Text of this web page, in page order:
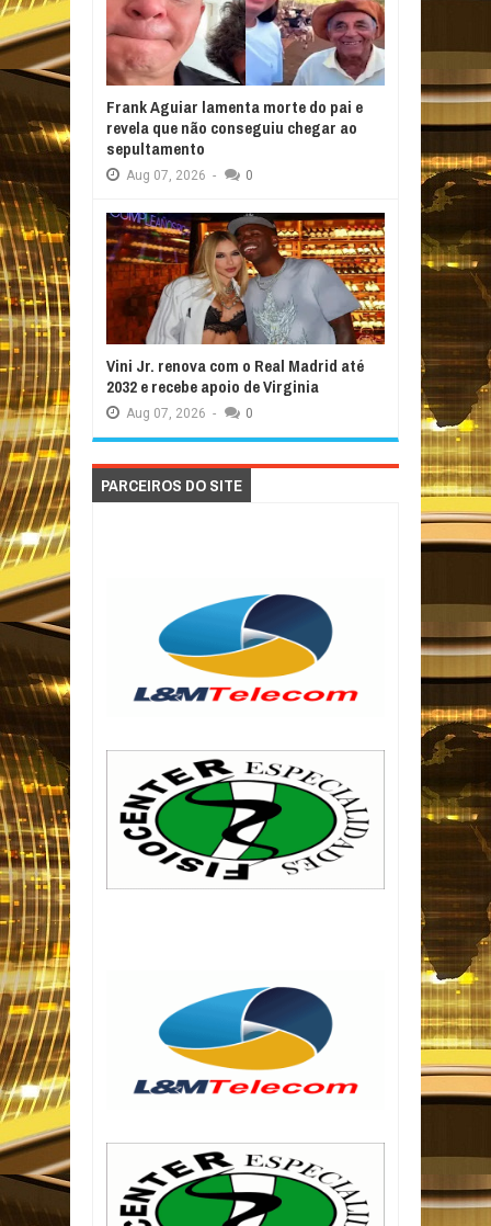
Frank Aguiar lamenta morte do pai e
revela que não conseguiu chegar ao
sepultamento
Aug 07, 2026 - 0
Vini Jr. renova com o Real Madrid até
2032 e recebe apoio de Virginia
Aug 07, 2026 - 0
PARCEIROS DO SITE